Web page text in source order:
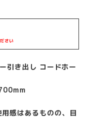
さい
引き出し コードホー
感はあるものの、目